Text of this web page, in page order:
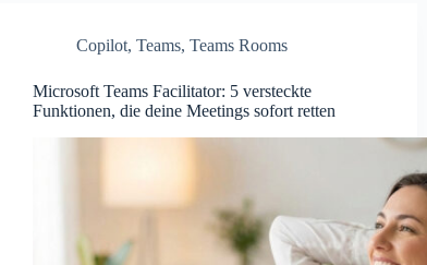
Copilot, Teams, Teams Rooms
Microsoft Teams Facilitator: 5 versteckte
Funktionen, die deine Meetings sofort retten